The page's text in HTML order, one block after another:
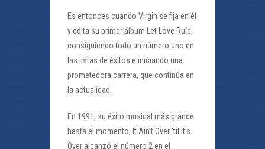
Es entonces cuando Virgin se fija en él
y edita su primer álbum Let Love Rule,
consiguiendo todo un número uno en
las listas de éxitos e iniciando una
prometedora carrera, que continúa en
la actualidad.
En 1991, su éxito musical más grande
hasta el momento, It Ain’t Over ‘til It’s
Over alcanzó el número 2 en el